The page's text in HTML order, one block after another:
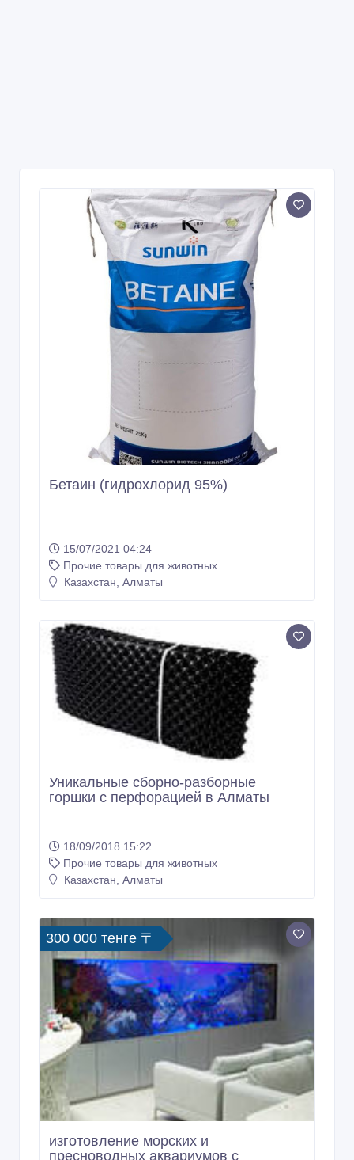
Бетаин (гидрохлорид 95%)
15/07/2021 04:24
Прочие товары для животных
Казахстан, Алматы
Уникальные сборно-разборные
горшки с перфорацией в Алматы
18/09/2018 15:22
Прочие товары для животных
Казахстан, Алматы
300 000 тенге 〒
изготовление морских и
пресноводных аквариумов с